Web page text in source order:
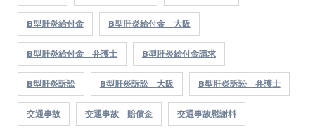
B型肝炎給付金 B型肝炎給付金 大阪
B型肝炎給付金 弁護士 B型肝炎給付金請求
B型肝炎訴訟 B型肝炎訴訟 大阪 B型肝炎訴訟 弁護士
交通事故 交通事故 賠償金 交通事故慰謝料